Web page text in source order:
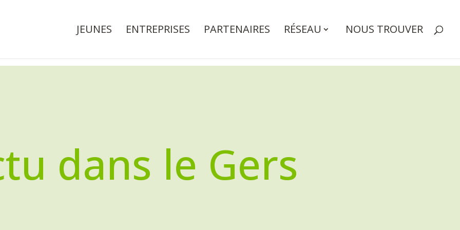
JEUNES ENTREPRISES PARTENAIRES RÉSEAU NOUS TROUVER
dans le Gers